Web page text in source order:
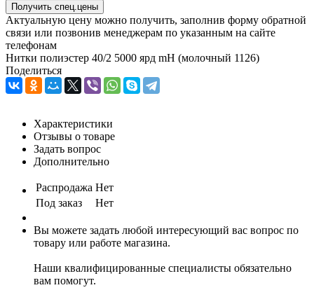
Получить спец.цены
Актуальную цену можно получить, заполнив форму обратной
связи или позвонив менеджерам по указанным на сайте
телефонам
Нитки полиэстер 40/2 5000 ярд mH (молочный 1126)
Поделиться
Характеристики
Отзывы о товаре
Задать вопрос
Дополнительно
Распродажа Нет
Под заказ
Нет
Вы можете задать любой интересующий вас вопрос по
товару или работе магазина.
Наши квалифицированные специалисты обязательно
вам помогут.